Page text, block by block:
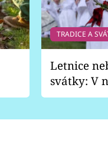
TRADICE A
Letnice
svátky: V
pondělí